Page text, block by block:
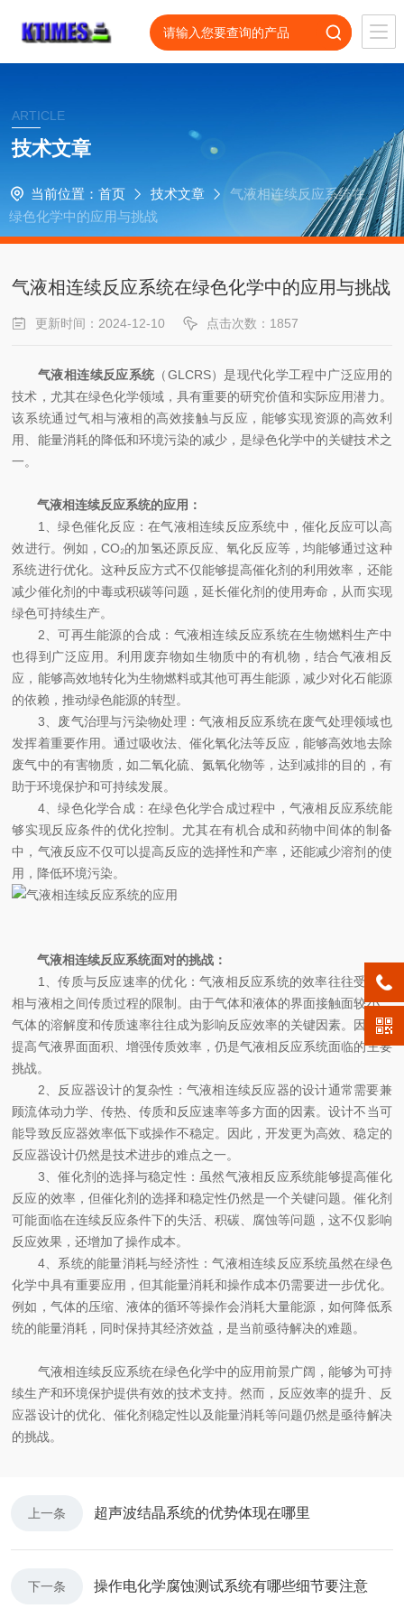
ARTICLE
技术文章
当前位置： 首页 技术文章
气液相连续反应系统在
绿色化学中的应用与挑战
气液相连续反应系统在绿色化学中的应用与挑战
更新时间：2024-12-10 点击次数：1857
气液相连续反应系统（GLCRS）是现代化学工程中广泛应用的
技术，尤其在绿色化学领域，具有重要的研究价值和实际应用潜力。
该系统通过气相与液相的高效接触与反应，能够实现资源的高效利
用、能量消耗的降低和环境污染的减少，是绿色化学中的关键技术之
一。
气液相连续反应系统的应用：
1、绿色催化反应：在气液相连续反应系统中，催化反应可以高
效进行。例如，CO₂的加氢还原反应、氧化反应等，均能够通过这种
系统进行优化。这种反应方式不仅能够提高催化剂的利用效率，还能
减少催化剂的中毒或积碳等问题，延长催化剂的使用寿命，从而实现
绿色可持续生产。
2、可再生能源的合成：气液相连续反应系统在生物燃料生产中
也得到广泛应用。利用废弃物如生物质中的有机物，结合气液相反
应，能够高效地转化为生物燃料或其他可再生能源，减少对化石能源
的依赖，推动绿色能源的转型。
3、废气治理与污染物处理：气液相反应系统在废气处理领域也
发挥着重要作用。通过吸收法、催化氧化法等反应，能够高效地去除
废气中的有害物质，如二氧化硫、氮氧化物等，达到减排的目的，有
助于环境保护和可持续发展。
4、绿色化学合成：在绿色化学合成过程中，气液相反应系统能
够实现反应条件的优化控制。尤其在有机合成和药物中间体的制备
中，气液反应不仅可以提高反应的选择性和产率，还能减少溶剂的使
用，降低环境污染。
气液相连续反应系统面对的挑战：
1、传质与反应速率的优化：气液相反应系统的效率往往受到气
相与液相之间传质过程的限制。由于气体和液体的界面接触面较小，
气体的溶解度和传质速率往往成为影响反应效率的关键因素。因此，
提高气液界面面积、增强传质效率，仍是气液相反应系统面临的主要
挑战。
2、反应器设计的复杂性：气液相连续反应器的设计通常需要兼
顾流体动力学、传热、传质和反应速率等多方面的因素。设计不当可
能导致反应器效率低下或操作不稳定。因此，开发更为高效、稳定的
反应器设计仍然是技术进步的难点之一。
3、催化剂的选择与稳定性：虽然气液相反应系统能够提高催化
反应的效率，但催化剂的选择和稳定性仍然是一个关键问题。催化剂
可能面临在连续反应条件下的失活、积碳、腐蚀等问题，这不仅影响
反应效果，还增加了操作成本。
4、系统的能量消耗与经济性：气液相连续反应系统虽然在绿色
化学中具有重要应用，但其能量消耗和操作成本仍需要进一步优化。
例如，气体的压缩、液体的循环等操作会消耗大量能源，如何降低系
统的能量消耗，同时保持其经济效益，是当前亟待解决的难题。
气液相连续反应系统在绿色化学中的应用前景广阔，能够为可持
续生产和环境保护提供有效的技术支持。然而，反应效率的提升、反
应器设计的优化、催化剂稳定性以及能量消耗等问题仍然是亟待解决
的挑战。
上一条 超声波结晶系统的优势体现在哪里
下一条 操作电化学腐蚀测试系统有哪些细节要注意